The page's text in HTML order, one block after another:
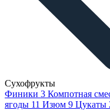
Сухофрукты
Финики 3 Компотная
ягоды 11 Изюм 9 Цукаты